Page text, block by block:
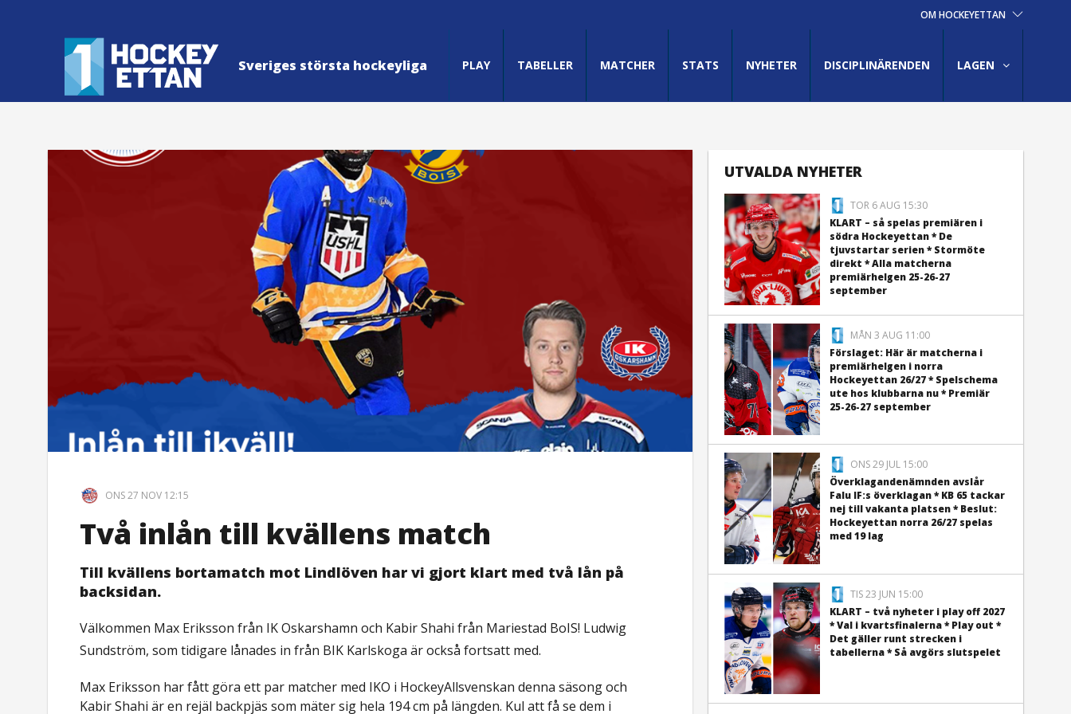
OM HOCKEYETTAN
Sveriges största hockeyliga PLAY TABELLER MATCHER STATS NYHETER DISCIPLINÄRENDEN LAGEN
ONS 27 NOV 12:15
Två inlån till kvällens match
Till kvällens bortamatch mot Lindlöven har vi gjort klart med två lån på
backsidan.
Välkommen Max Eriksson från IK Oskarshamn och Kabir Shahi från Mariestad BoIS! Ludwig
Sundström, som tidigare lånades in från BIK Karlskoga är också fortsatt med.
Max Eriksson har fått göra ett par matcher med IKO i HockeyAllsvenskan denna säsong och
Kabir Shahi är en rejäl backpjäs som mäter sig hela 194 cm på längden. Kul att få se dem i
UTVALDA NYHETER
TOR 6 AUG 15:30
KLART – så spelas premiären i
södra Hockeyettan * De
tjuvstartar serien * Stormöte
direkt * Alla matcherna
premiärhelgen 25-26-27
september
MÅN 3 AUG 11:00
Förslaget: Här är matcherna i
premiärhelgen i norra
Hockeyettan 26/27 * Spelschema
ute hos klubbarna nu * Premiär
25-26-27 september
ONS 29 JUL 15:00
Överklagandenämnden avslår
Falu IF:s överklagan * KB 65 tackar
nej till vakanta platsen * Beslut:
Hockeyettan norra 26/27 spelas
med 19 lag
TIS 23 JUN 15:00
KLART – två nyheter i play off 2027
* Val i kvartsfinalerna * Play out *
Det gäller runt strecken i
tabellerna * Så avgörs slutspelet